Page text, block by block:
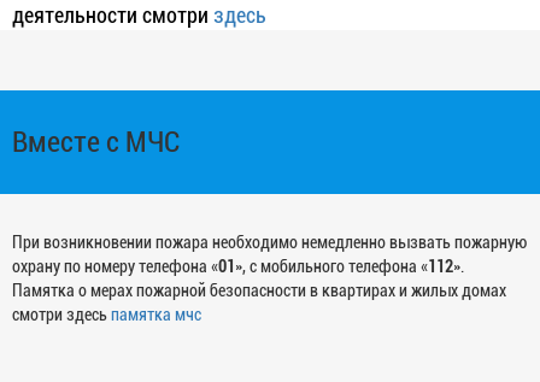
деятельности смотри здесь
Вместе с МЧС
При возникновении пожара необходимо немедленно вызвать пожарную
охрану по номеру телефона «01 », с мобильного телефона «112».
Памятка о мерах пожарной безопасности в квартирах и жилых домах
смотри здесьпамятка мчс